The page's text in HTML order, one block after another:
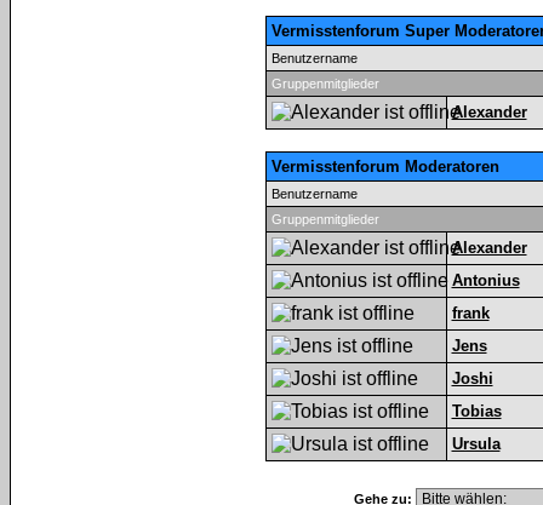
Vermisstenforum Super
Benutzername
Gruppenmitglieder
Alexander
Vermisstenforum Moderatoren
Benutzername
Gruppenmitglieder
Alexander
Antonius
frank
Jens
Joshi
Tobias
Ursula
Gehe zu: